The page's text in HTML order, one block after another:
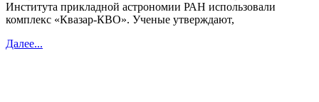
Института прикладной астрономии РАН использовали
комплекс «Квазар-КВО». Ученые утверждают,
Далее...